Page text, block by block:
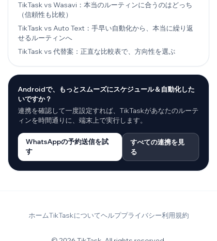
TikTask vs Wasavi：本当のルーティンに合うのはどっち
（信頼性も比較）
TikTask vs Auto Text：手早い自動化から、本当に繰り返
せるルーティンへ
TikTask vs 代替案：正直な比較表で、方向性を選ぶ
Androidで、もっとスムーズにスケジュール＆自動化した
いですか？
連携を確認して一度設定すれば、TikTaskがあなたのルーテ
ィンを時間通りに、端末上で実行します。
WhatsAppの予約送信を試
す
すべての連携を見
る
ホームTikTaskについてヘルププライバシー利用規約